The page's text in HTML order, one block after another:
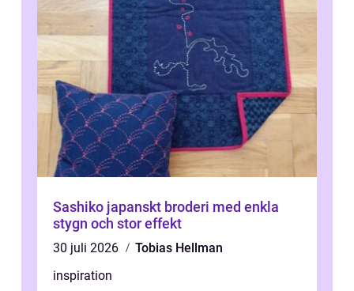
Sashiko japanskt broderi med enkla
stygn och stor effekt
30 juli 2026
Tobias Hellman
inspiration